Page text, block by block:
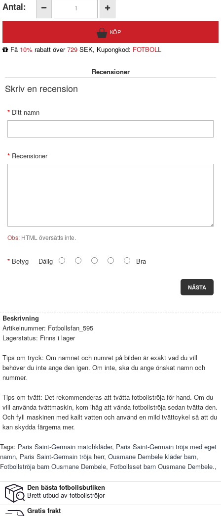
Antal:
Få 10% rabatt över729 SEK, Kupongkod: FOTBOLL
Recensioner
Skriv en recension
Ditt namn
Recensioner
Obs: HTML översätts inte.
Betyg Dålig Bra
NÄSTA
Beskrivning
Artikelnummer: Fotbollsfan_595
Lagerstatus: Finns i lager
Tips om tryck: Om namnet och numret på bilden är exakt vad du vill
behöver du inte ange den igen. Om inte, ska du ange önskat namn och
nummer.
Tips om tvätt: Det rekommenderas att tvätta fotbollströja för hand. Om du
vill använda tvättmaskin, kom ihåg att vända fotbollströja sedan tvätta den.
Och fyll maskinen med kallt vatten och använd en mild tvättcykel så att du
kan skydda färgerna mer.
Tags: Paris Saint-Germain matchkläder, Paris Saint-Germain tröja med eget
namn, Paris Saint-Germain tröja herr, Ousmane Dembele kläder barn,
Fotbollströja barn Ousmane Dembele, Fotbollsset barn Ousmane Dembele.,
Den bästa fotbollsbutiken
Brett utbud av fotbollströjor
Gratis frakt